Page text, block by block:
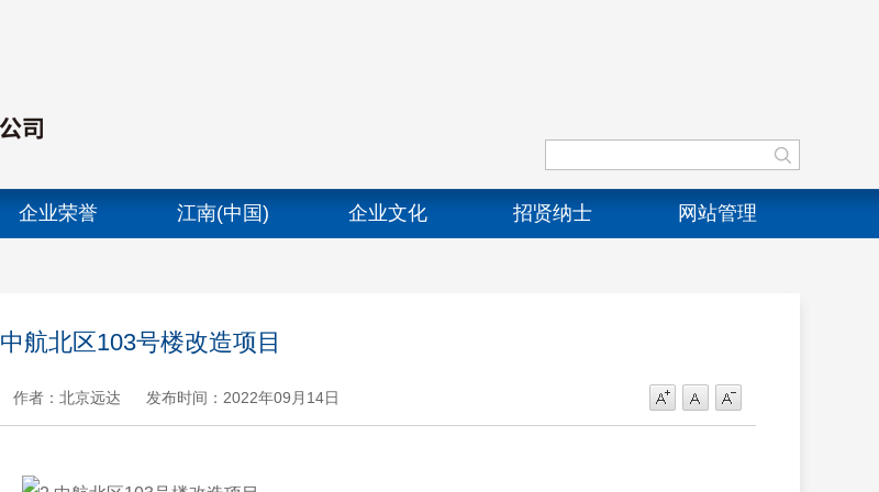
企业荣誉 江南(中国) 企业文化 招贤纳士
网站管理
中航北区103号楼改造项目
作者：北京远达 发布时间：2022年09月14日
+ . -